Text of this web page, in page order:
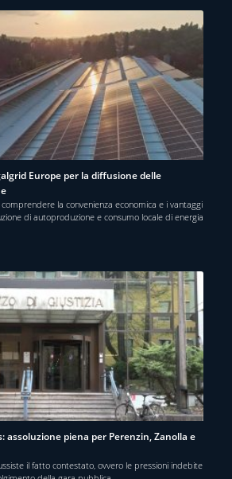
Europe per la diffusione delle
la convenienza economica e i vantaggi
di autoproduzione e consumo locale di energia
assoluzione piena per Perenzin, Zanolla e
il fatto contestato, ovvero le pressioni indebite